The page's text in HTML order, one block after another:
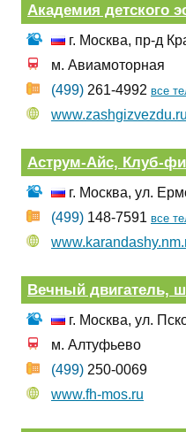
Академия детского
г. Москва, пр-д
м. Авиамоторная
(499) 261-4992 все
Аструм-Айс, Клуб-
г. Москва, ул.
(499) 148-7591 все
Вечный двигатель,
г. Москва, ул.
м. Алтуфьево
(499) 250-0069
www.fh-mos.ru